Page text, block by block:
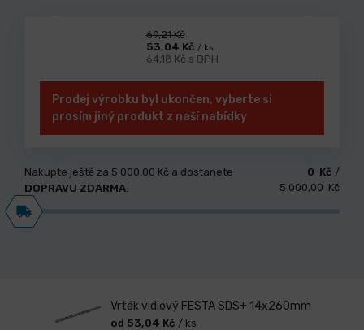
69,21 Kč
53,04 Kč / ks
64,18 Kč s DPH
Prodej výrobku byl ukončen, vyberte si
prosím jiný produkt z naší nabídky
Nakupte ještě za 5 000,00 Kč a dostanete
DOPRAVU ZDARMA.
0 Kč /
5 000,00 Kč
Vrták vidiový FESTA SDS+ 14x260mm
od 53,04 Kč / ks